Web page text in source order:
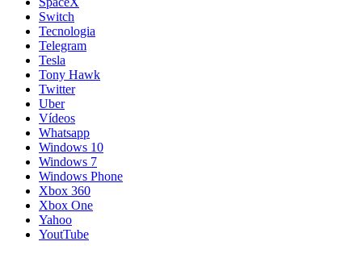
Switch
Tecnologia
Telegram
Tesla
Tony Hawk
Twitter
Uber
Vídeos
Whatsapp
Windows 10
Windows 7
Windows Phone
Xbox 360
Xbox One
Yahoo
YoutTube